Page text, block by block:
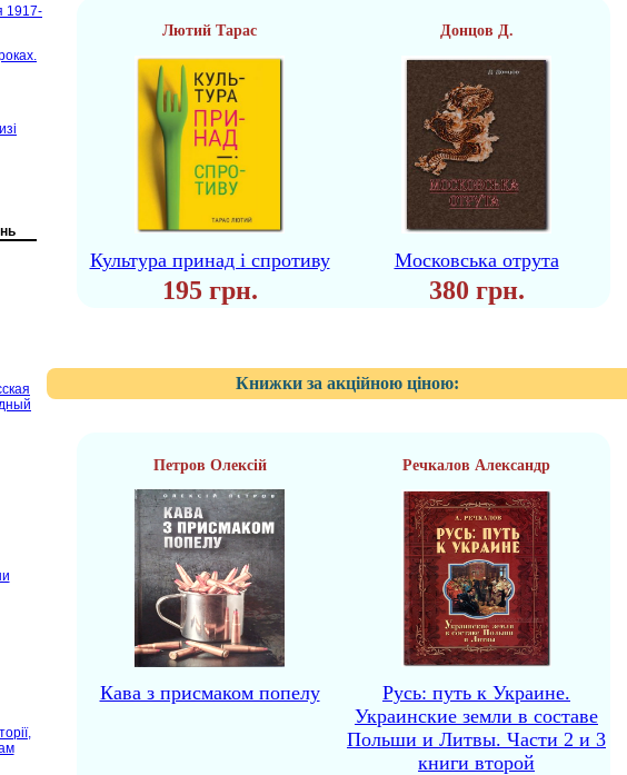
1917-
Лютий Тарас Донцов Д.
Культура принад і спротиву Московська отрута
195 грн. 380 грн.
Книжки за акційною ціною:
Петров Олексій Речкалов Александр
Кава з присмаком попелу
Русь: путь к Украине.
Украинские земли в составе
Польши и Литвы. Части 2 и 3
книги второй